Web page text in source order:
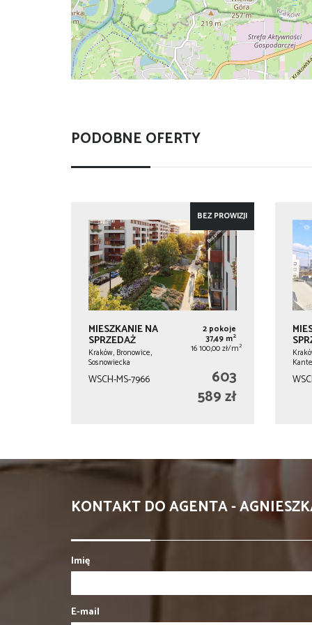
PODOBNE OFERTY
BEZ PROWIZJI
MIESZKANIE NA
SPRZEDAŻ
Kraków, Bronowice,
Sosnowiecka
2 pokoje
37,49 m2
16 100,00 zł/m2
WSCH-MS-7966
603
589 zł
KONTAKT DO AGENTA -
Imię
E-mail